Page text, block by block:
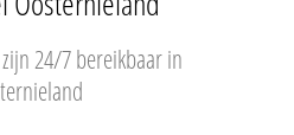
24/7 bereikbaar in